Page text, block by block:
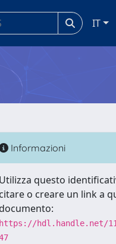
IT
Informazioni
Utilizza questo
citare o creare un link a
documento:
https://hdl.handle.net/